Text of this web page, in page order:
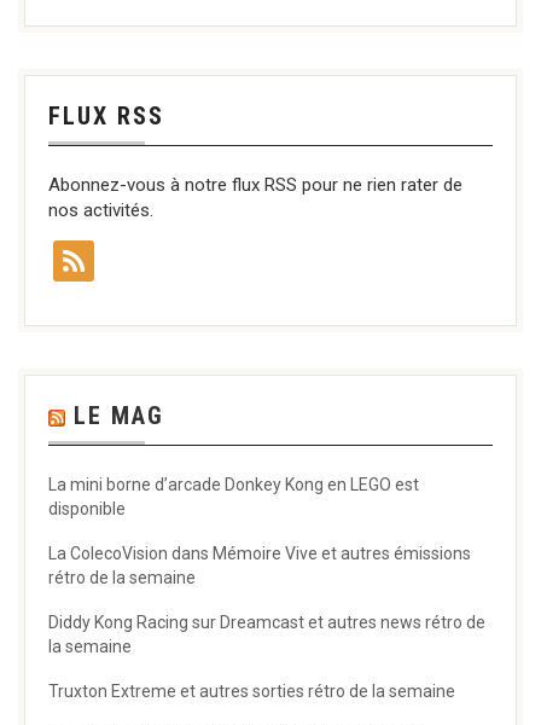
FLUX RSS
Abonnez-vous à notre flux RSS pour ne rien rater de
nos activités.
LE MAG
La mini borne d’arcade Donkey Kong en LEGO est
disponible
La ColecoVision dans Mémoire Vive et autres émissions
rétro de la semaine
Diddy Kong Racing sur Dreamcast et autres news rétro de
la semaine
Truxton Extreme et autres sorties rétro de la semaine